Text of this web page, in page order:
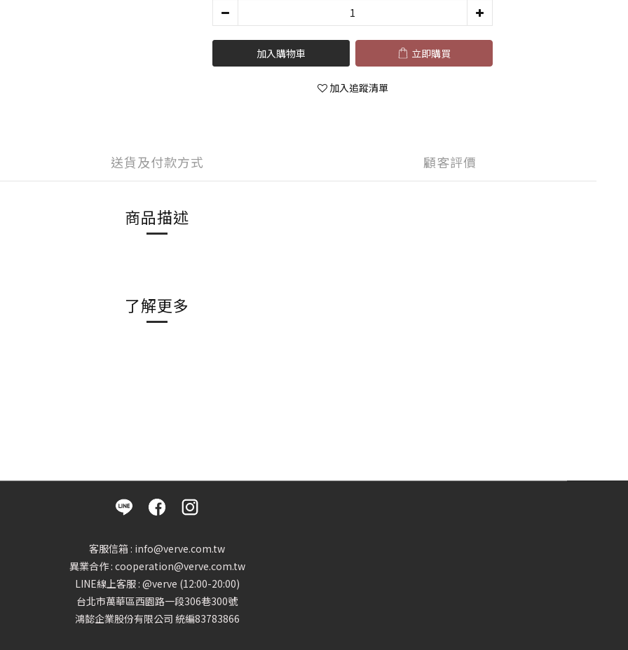
加入購物車 立即購買
加入追蹤清單
送貨及付款方式 顧客評價
商品描述
了解更多
客服信箱 : info@verve.com.tw
異業合作 : cooperation@verve.com.tw
LINE線上客服 : @verve (12:00-20:00)
台北市萬華區西園路一段306巷300號
鴻懿企業股份有限公司 統編83783866